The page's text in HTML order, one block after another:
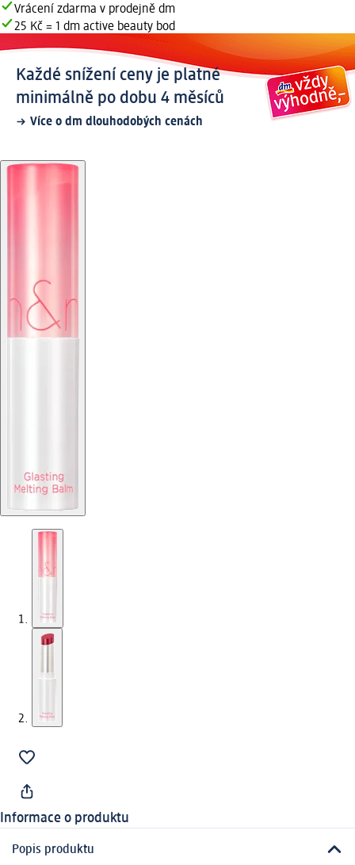
Vrácení zdarma v prodejně dm
25 Kč = 1 dm active beauty bod
Každé snížení ceny je platné
minimálně po dobu 4 měsíců
Více o dm dlouhodobých cenách
Informace o produktu
Popis produktu